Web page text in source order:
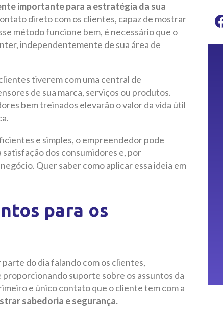
importante para a estratégia da sua
direto com os clientes, capaz de mostrar
método funcione bem, é necessário que o
independentemente de sua área de
tiverem com uma central de
de sua marca, serviços ou produtos.
bem treinados elevarão o valor da vida útil
e simples, o empreendedor pode
dos consumidores e, por
Quer saber como aplicar essa ideia em
para os
do dia falando com os clientes,
suporte sobre os assuntos da
e único contato que o cliente tem com a
sabedoria e segurança.